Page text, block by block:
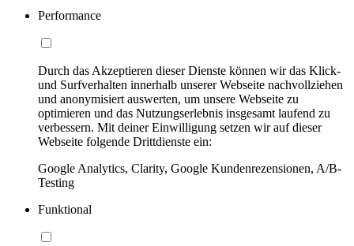
Performance
Durch das Akzeptieren dieser Dienste können wir das Klick-
und Surfverhalten innerhalb unserer Webseite nachvollziehen
und anonymisiert auswerten, um unsere Webseite zu
optimieren und das Nutzungserlebnis insgesamt laufend zu
verbessern. Mit deiner Einwilligung setzen wir auf dieser
Webseite folgende Drittdienste ein:
Google Analytics, Clarity, Google Kundenrezensionen, A/B-
Testing
Funktional